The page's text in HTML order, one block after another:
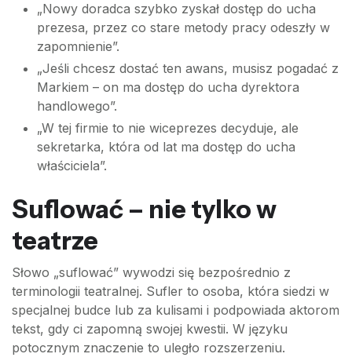
„Nowy doradca szybko zyskał dostęp do ucha
prezesa, przez co stare metody pracy odeszły w
zapomnienie”.
„Jeśli chcesz dostać ten awans, musisz pogadać z
Markiem – on ma dostęp do ucha dyrektora
handlowego”.
„W tej firmie to nie wiceprezes decyduje, ale
sekretarka, która od lat ma dostęp do ucha
właściciela”.
Suflować – nie tylko w
teatrze
Słowo „suflować” wywodzi się bezpośrednio z
terminologii teatralnej. Sufler to osoba, która siedzi w
specjalnej budce lub za kulisami i podpowiada aktorom
tekst, gdy ci zapomną swojej kwestii. W języku
potocznym znaczenie to uległo rozszerzeniu.